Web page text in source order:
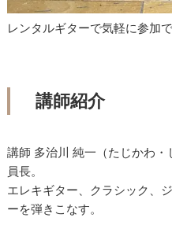
レンタルギターで気軽に参加
講師紹介
講師 多治川 純一（たじかわ
員長。
エレキギター、クラシック、
ーを弾きこなす。